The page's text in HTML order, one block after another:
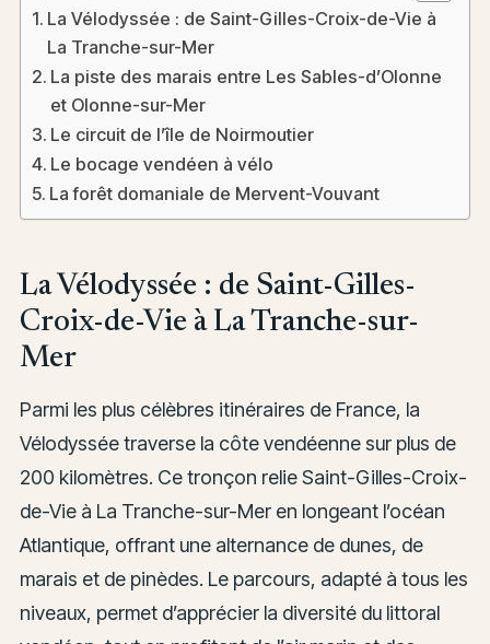
La Vélodyssée : de Saint-Gilles-Croix-de-Vie à
La Tranche-sur-Mer
La piste des marais entre Les Sables-d’Olonne
et Olonne-sur-Mer
Le circuit de l’île de Noirmoutier
Le bocage vendéen à vélo
La forêt domaniale de Mervent-Vouvant
La Vélodyssée : de Saint-Gilles-
Croix-de-Vie à La Tranche-sur-
Mer
Parmi les plus célèbres itinéraires de France, la
Vélodyssée traverse la côte vendéenne sur plus de
200 kilomètres. Ce tronçon relie Saint-Gilles-Croix-
de-Vie à La Tranche-sur-Mer en longeant l’océan
Atlantique, offrant une alternance de dunes, de
marais et de pinèdes. Le parcours, adapté à tous les
niveaux, permet d’apprécier la diversité du littoral